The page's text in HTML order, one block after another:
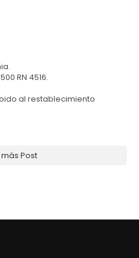
RN 4516.
al restablecimiento
Post